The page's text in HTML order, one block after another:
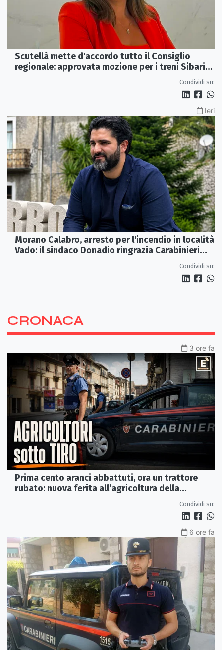
Scutellà mette d'accordo tutto il Consiglio
regionale: approvata mozione per i treni Sibari-
Condividi su:
Ieri
Morano Calabro, arresto per l'incendio in località
Vado: il sindaco Donadio ringrazia Carabinieri
Condividi su:
CRONACA
3 ore fa
Prima cento aranci abbattuti, ora un trattore
rubato: nuova ferita all’agricoltura della
Condividi su:
6 ore fa